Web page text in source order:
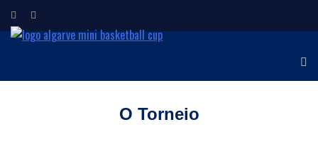
O Torneio